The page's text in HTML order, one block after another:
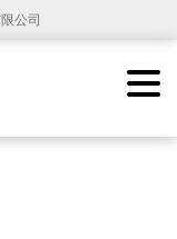
公司